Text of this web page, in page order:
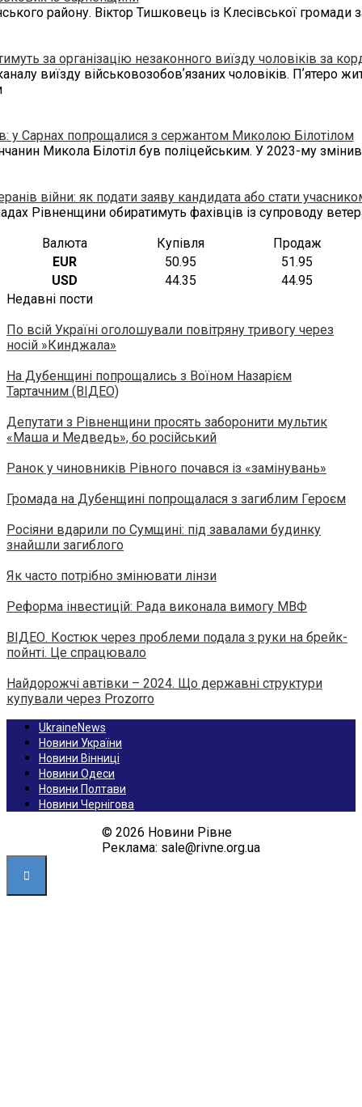
району. Віктор Тишковець із Клесівської громади
за організацію незаконного виїзду чоловіків за
виїзду військовозобовʼязаних чоловіків. Пʼятеро
у Сарнах попрощалися з сержантом Миколою Білотілом
Микола Білотіл був поліцейським. У 2023-му
війни: як подати заяву кандидата або стати
Рівненщини обиратимуть фахівців із супроводу
Валюта
Купівля
Продаж
EUR
50.95
51.95
USD
44.35
44.95
Недавні пости
По всій Україні оголошували повітряну тривогу через
носій »Кинджала»
На Дубенщині попрощались з Воїном Назарієм
Тартачним (ВІДЕО)
Депутати з Рівненщини просять заборонити мультик
«Маша и Медведь», бо російський
Ранок у чиновників Рівного почався із «замінувань»
Громада на Дубенщині попрощалася з загиблим Героєм
Росіяни вдарили по Сумщині: під завалами будинку
знайшли загиблого
Як часто потрібно змінювати лінзи
Реформа інвестицій: Рада виконала вимогу МВФ
ВІДЕО. Костюк через проблеми подала з руки на брейк-
пойнті. Це спрацювало
Найдорожчі автівки – 2024. Що державні структури
купували через Prozorro
UkraineNews
Новини України
Новини Вінниці
Новини Одеси
Новини Полтави
Новини Чернігова
© 2026 Новини Рівне
Реклама: sale@rivne.org.ua